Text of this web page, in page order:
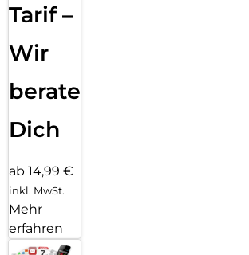
Tarif –
Wir
beraten
Dich
ab 14,99 €
inkl. MwSt.
Mehr
erfahren